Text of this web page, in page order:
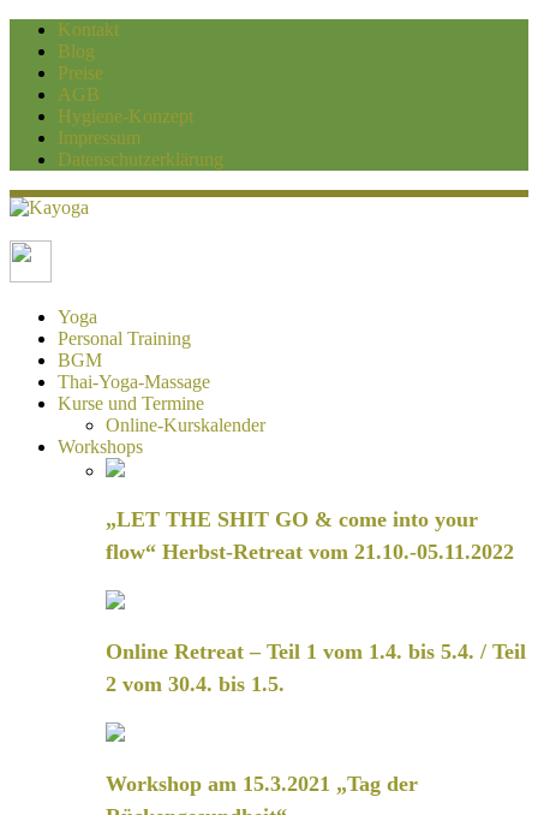
Kontakt
Blog
Preise
AGB
Hygiene-Konzept
Impressum
Datenschutzerklärung
Kayoga
Yoga und Personaltraining Duisburg
Yoga
Personal Training
BGM
Thai-Yoga-Massage
Kurse und Termine
Online-Kurskalender
Workshops
„LET THE SHIT GO & come into your
flow“ Herbst-Retreat vom 21.10.-05.11.2022
Online Retreat – Teil 1 vom 1.4. bis 5.4. / Teil
2 vom 30.4. bis 1.5.
Workshop am 15.3.2021 „Tag der